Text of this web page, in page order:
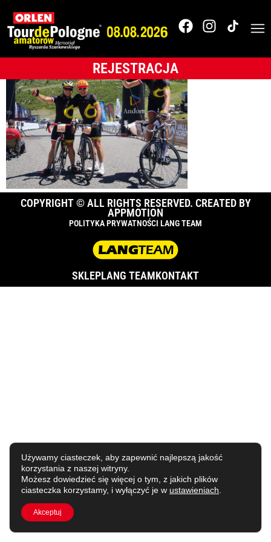
REJESTRACJA
And_01
COPYRIGHT © ALL RIGHTS RESERVED. CREATED BY
APPMOTION
POLITYKA PRYWATNOŚCI LANG TEAM
SKLEPLANG TEAMKONTAKT
Używamy ciasteczek, aby zapewnić najlepszą jakość
korzystania z naszej witryny.
Możesz dowiedzieć się więcej o tym, z jakich plików
ciasteczka korzystamy, i wyłączyć je w ustawieniach
Akceptuj